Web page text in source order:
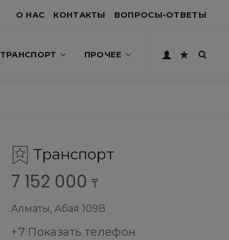
О НАС КОНТАКТЫ ВОПРОСЫ-ОТВЕТЫ
ТРАНСПОРТ ПРОЧЕЕ
Транспорт
7 152 000₸
Алматы, Абая 109В
+7 Показать телефон